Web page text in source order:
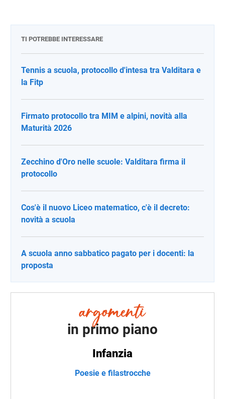
TI POTREBBE INTERESSARE
Tennis a scuola, protocollo d'intesa tra Valditara e
la Fitp
Firmato protocollo tra MIM e alpini, novità alla
Maturità 2026
Zecchino d'Oro nelle scuole: Valditara firma il
protocollo
Cos'è il nuovo Liceo matematico, c'è il decreto:
novità a scuola
A scuola anno sabbatico pagato per i docenti: la
proposta
in primo piano
Infanzia
Poesie e filastrocche